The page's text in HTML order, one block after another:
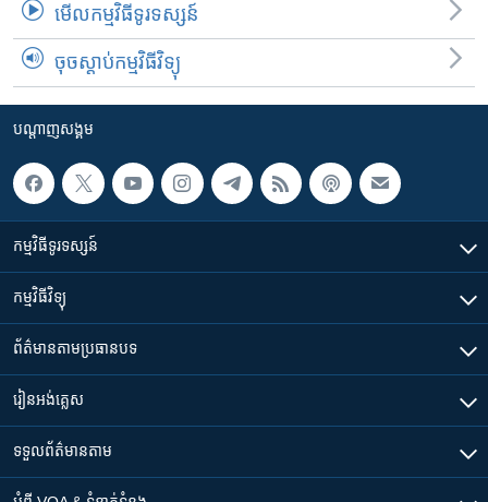
មើល​កម្មវិធី​ទូរទស្សន៍
ចុចស្តាប់កម្មវិធីវិទ្យុ
បណ្តាញ​សង្គម
កម្មវិធី​ទូរទស្សន៍
កម្មវិធី​វិទ្យុ
ព័ត៌មាន​តាមប្រធានបទ​
រៀន​​អង់គ្លេស
ទទួល​ព័ត៌មាន​តាម